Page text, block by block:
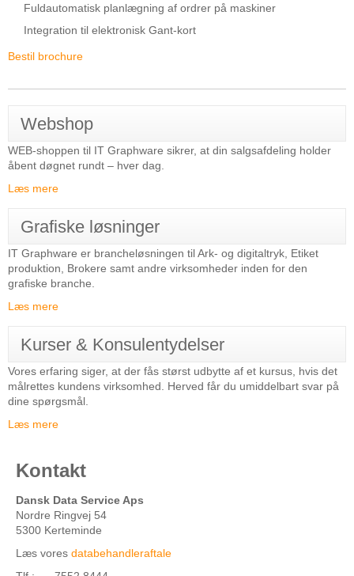
Fuldautomatisk planlægning af ordrer på maskiner
Integration til elektronisk Gant-kort
Bestil brochure
Webshop
WEB-shoppen til IT Graphware sikrer, at din salgsafdeling holder
åbent døgnet rundt – hver dag.
Læs mere
Grafiske løsninger
IT Graphware er brancheløsningen til Ark- og digitaltryk, Etiket
produktion, Brokere samt andre virksomheder inden for den
grafiske branche.
Læs mere
Kurser & Konsulentydelser
Vores erfaring siger, at der fås størst udbytte af et kursus, hvis det
målrettes kundens virksomhed. Herved får du umiddelbart svar på
dine spørgsmål.
Læs mere
Kontakt
Dansk Data Service Aps
Nordre Ringvej 54
5300 Kerteminde
Læs vores databehandleraftale